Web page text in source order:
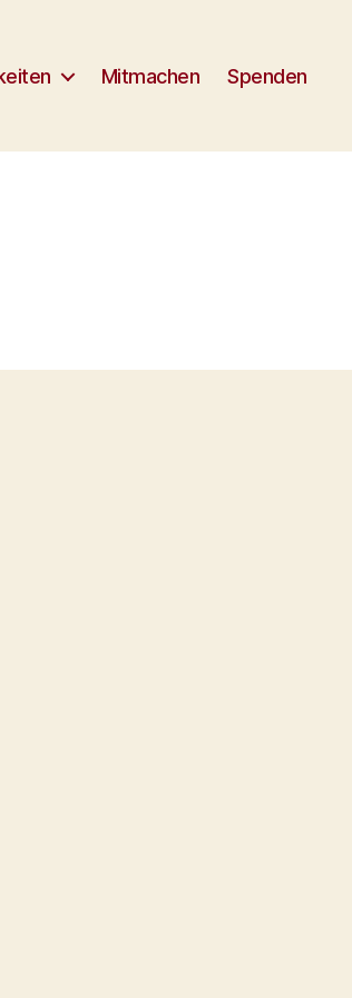
Mitmachen Spenden